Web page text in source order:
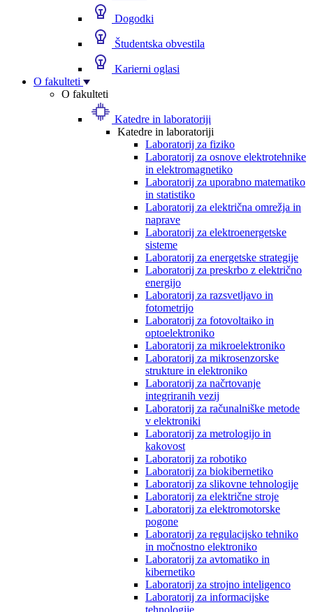
Dogodki
Študentska obvestila
Karierni oglasi
O fakulteti
O fakulteti
Katedre in laboratoriji
Katedre in laboratoriji
Laboratorij za fiziko
Laboratorij za osnove elektrotehnike
in elektromagnetiko
Laboratorij za uporabno matematiko
in statistiko
Laboratorij za električna omrežja in
naprave
Laboratorij za elektroenergetske
sisteme
Laboratorij za energetske strategije
Laboratorij za preskrbo z električno
energijo
Laboratorij za razsvetljavo in
fotometrijo
Laboratorij za fotovoltaiko in
optoelektroniko
Laboratorij za mikroelektroniko
Laboratorij za mikrosenzorske
strukture in elektroniko
Laboratorij za načrtovanje
integriranih vezij
Laboratorij za računalniške metode
v elektroniki
Laboratorij za metrologijo in
kakovost
Laboratorij za robotiko
Laboratorij za biokibernetiko
Laboratorij za slikovne tehnologije
Laboratorij za električne stroje
Laboratorij za elektromotorske
pogone
Laboratorij za regulacijsko tehniko
in močnostno elektroniko
Laboratorij za avtomatiko in
kibernetiko
Laboratorij za strojno inteligenco
Laboratorij za informacijske
tehnologije